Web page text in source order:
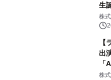
生
の
株
【
出
「
発
株